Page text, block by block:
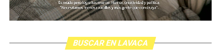
BUSCAR EN LAVACA